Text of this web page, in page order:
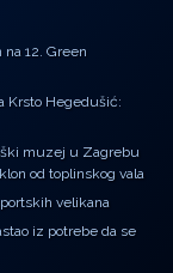
na 12. Green
Krsto Hegedušić:
muzej u Zagrebu
od toplinskog vala
velikana
iz potrebe da se